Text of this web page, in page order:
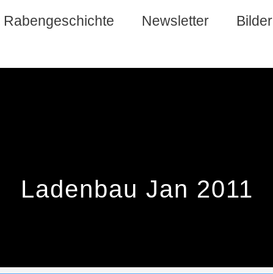
Rabengeschichte Newsletter Bilder
Ladenbau Jan 2011